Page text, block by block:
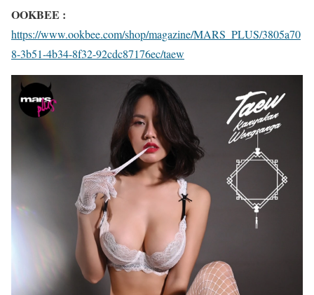
OOKBEE :
https://www.ookbee.com/shop/magazine/MARS_PLUS/3805a70
8-3b51-4b34-8f32-92cdc87176ec/taew